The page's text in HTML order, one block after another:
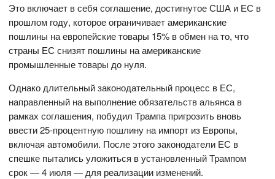
Это включает в себя соглашение, достигнутое США и ЕС в
прошлом году, которое ограничивает американские
пошлины на европейские товары 15% в обмен на то, что
страны ЕС снизят пошлины на американские
промышленные товары до нуля.
Однако длительный законодательный процесс в ЕС,
направленный на выполнение обязательств альянса в
рамках соглашения, побудил Трампа пригрозить вновь
ввести 25-процентную пошлину на импорт из Европы,
включая автомобили. После этого законодатели ЕС в
спешке пытались уложиться в установленный Трампом
срок — 4 июля — для реализации изменений.